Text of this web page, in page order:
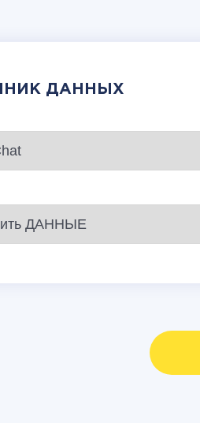
ДАННЫХ